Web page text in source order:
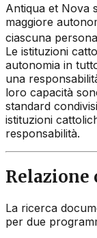
Antiqua et Nova
maggiore
ciascuna
Le istituzioni
autonomia in
una
loro capacità
standard
istituzioni
responsabilità.
Relazione
La ricerca
per due